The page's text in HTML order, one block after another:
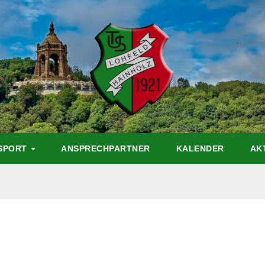
ANSPRECHPARTNER KALENDER